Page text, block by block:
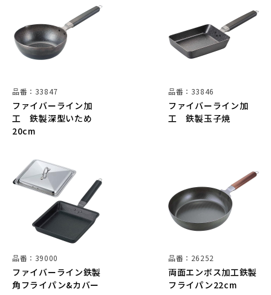
ファイバーライン加
工 鉄製深型いため
20cm
品番：33847
ファイバーライン加
工 鉄製玉子焼
品番：33846
ファイバーライン鉄製
角フライパン&カバー
品番：39000
両面エンボス加工鉄製
フライパン22cm
品番：26252